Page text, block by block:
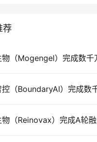
荐
物（Mogengel）完成数千
控（BoundaryAI）完成数
物（Reinovax）完成A轮